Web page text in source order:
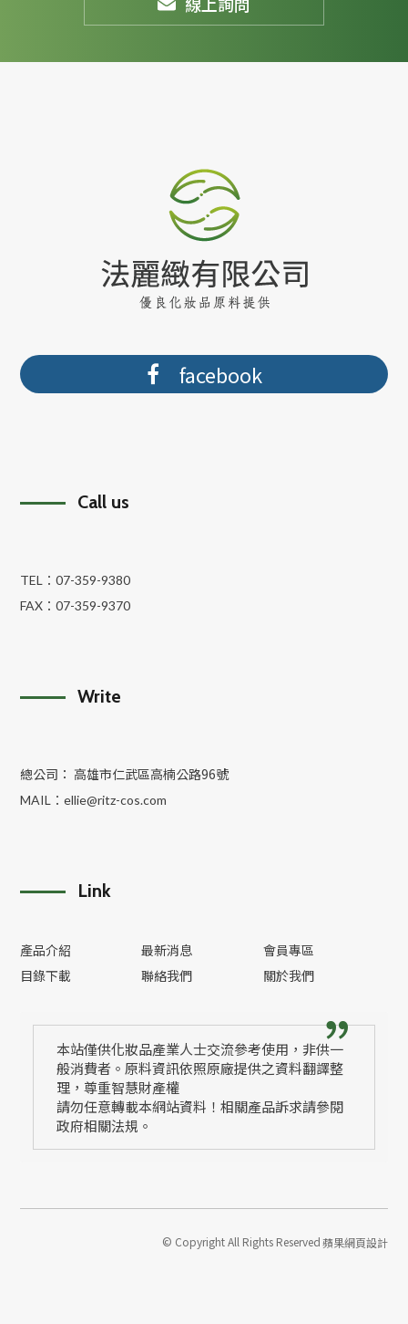
facebook
Call us
TEL：07-359-9380
FAX：07-359-9370
Write
總公司： 高雄市仁武區高楠公路96號
MAIL：ellie@ritz-cos.com
Link
產品介紹 最新消息
會員專區
目錄下載
聯絡我們 關於我們
本站僅供化妝品產業人士交流參考使用，非供一
般消費者。原料資訊依照原廠提供之資料翻譯整
理，尊重智慧財產權
請勿任意轉載本網站資料！相關產品訴求請參閱
政府相關法規。
© Copyright All Rights Reserved蘋果網頁設計